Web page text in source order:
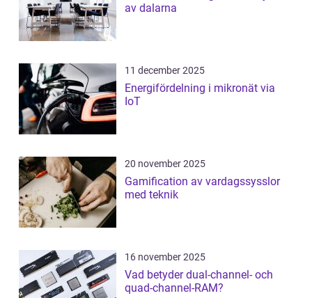
av dalarna
11 december 2025
Energifördelning i mikronät via
IoT
20 november 2025
Gamification av vardagssysslor
med teknik
16 november 2025
Vad betyder dual-channel- och
quad-channel-RAM?